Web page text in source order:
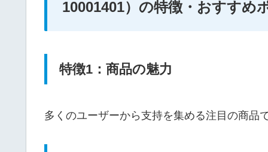
10001401）の特徴・おすすめ
特徴1：商品の魅力
多くのユーザーから支持を集める注目の商品で